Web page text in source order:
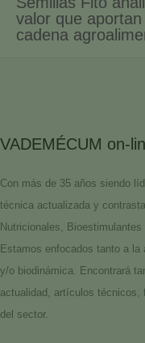
valor que
cadena
VADEMÉCUM on-
Con más de 35 años siendo
técnica actualizada y
Nutricionales,
Estamos enfocados tanto a
y/o biodinámica. Encontrará
actualidad, artículos técnicos,
del sector.